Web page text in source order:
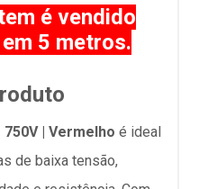
é vendido
5 metros.
750V | Vermelho é ideal
de baixa tensão,